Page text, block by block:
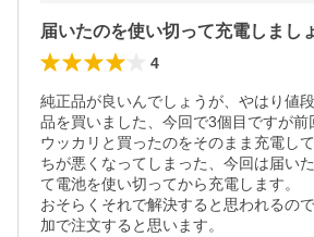
届いたのを使い切って充電しまし
4
純正品が良いんでしょうが、やはり値
品を買いました、今回で3個目ですが
ウッカリと買ったのをそのまま充電し
ちが悪くなってしまった、今回は届い
て電池を使い切ってから充電します。
おそらくそれで解決すると思われるの
加で注文すると思います。